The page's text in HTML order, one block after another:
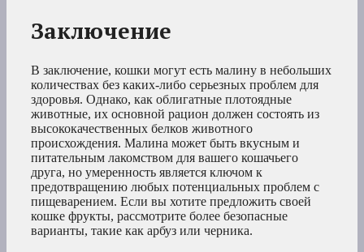
Заключение
В заключение, кошки могут есть малину в небольших
количествах без каких-либо серьезных проблем для
здоровья. Однако, как облигатные плотоядные
животные, их основной рацион должен состоять из
высококачественных белков животного
происхождения. Малина может быть вкусным и
питательным лакомством для вашего кошачьего
друга, но умеренность является ключом к
предотвращению любых потенциальных проблем с
пищеварением. Если вы хотите предложить своей
кошке фрукты, рассмотрите более безопасные
варианты, такие как арбуз или черника.